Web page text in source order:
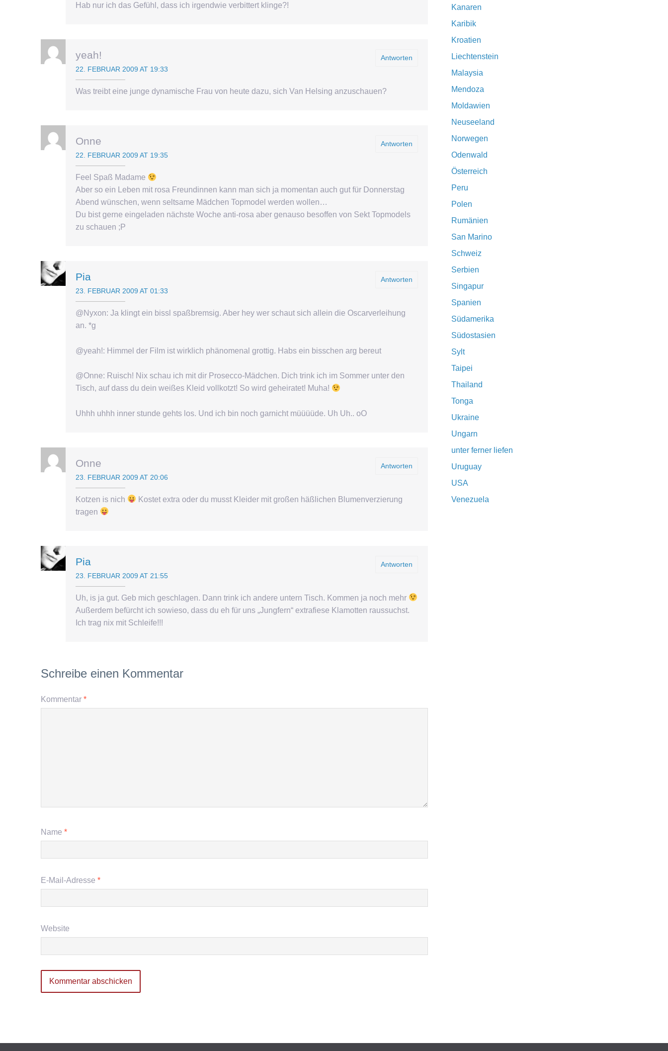
Hab nur ich das Gefühl, dass ich irgendwie verbittert klinge?!
Antworten
yeah!
22. FEBRUAR 2009 AT 19:33
Was treibt eine junge dynamische Frau von heute dazu, sich Van Helsing anzuschauen?
Antworten
Onne
22. FEBRUAR 2009 AT 19:35
Feel Spaß Madame
Aber so ein Leben mit rosa Freundinnen kann man sich ja momentan auch gut für Donnerstag
Abend wünschen, wenn seltsame Mädchen Topmodel werden wollen…
Du bist gerne eingeladen nächste Woche anti-rosa aber genauso besoffen von Sekt Topmodels
zu schauen ;P
Antworten
Pia
23. FEBRUAR 2009 AT 01:33
@Nyxon: Ja klingt ein bissl spaßbremsig. Aber hey wer schaut sich allein die Oscarverleihung
an. *g
@yeah!: Himmel der Film ist wirklich phänomenal grottig. Habs ein bisschen arg bereut
@Onne: Ruisch! Nix schau ich mit dir Prosecco-Mädchen. Dich trink ich im Sommer unter den
Tisch, auf dass du dein weißes Kleid vollkotzt! So wird geheiratet! Muha!
Uhhh uhhh inner stunde gehts los. Und ich bin noch garnicht müüüüde. Uh Uh.. oO
Antworten
Onne
23. FEBRUAR 2009 AT 20:06
Kotzen is nich
Kostet extra oder du musst Kleider mit großen häßlichen Blumenverzierung
tragen
Antworten
Pia
23. FEBRUAR 2009 AT 21:55
Uh, is ja gut. Geb mich geschlagen. Dann trink ich andere untern Tisch. Kommen ja noch mehr
Außerdem befürcht ich sowieso, dass du eh für uns „Jungfern“ extrafiese Klamotten raussuchst.
Ich trag nix mit Schleife!!!
Schreibe einen Kommentar
Kommentar *
Name *
E-Mail-Adresse *
Website
Kanaren
Karibik
Kroatien
Liechtenstein
Malaysia
Mendoza
Moldawien
Neuseeland
Norwegen
Odenwald
Österreich
Peru
Polen
Rumänien
San Marino
Schweiz
Serbien
Singapur
Spanien
Südamerika
Südostasien
Sylt
Taipei
Thailand
Tonga
Ukraine
Ungarn
unter ferner liefen
Uruguay
USA
Venezuela